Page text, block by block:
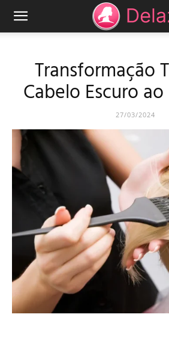
Transformação
Cabelo Escuro
27/03/2024